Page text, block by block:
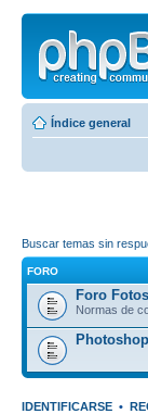
Índice general
Buscar temas sin
FORO
Foro
Normas de
Photoshop
IDENTIFICARSE •